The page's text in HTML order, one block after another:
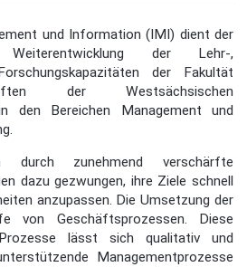
und Information (IMI) dient der
der Lehr-,
der Fakultät
der Westsächsischen
den Bereichen Management und
durch zunehmend verschärfte
dazu gezwungen, ihre Ziele schnell
anzupassen. Die Umsetzung der
von Geschäftsprozessen. Diese
lässt sich qualitativ und
Managementprozesse